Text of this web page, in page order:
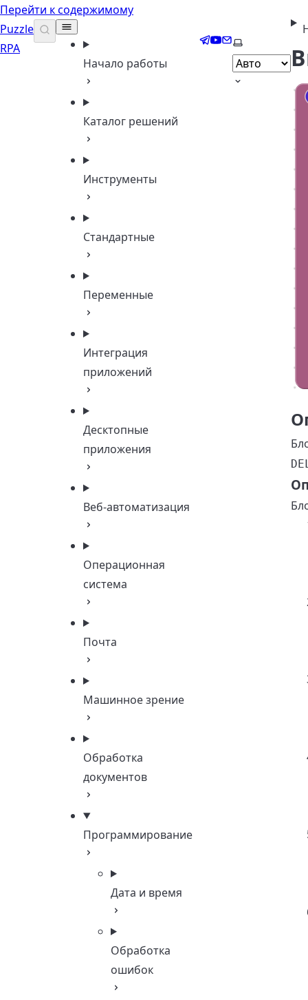
Перейти к содержимому
Puzzle
RPA
Начало работы
Каталог решений
Инструменты
Стандартные
Переменные
Интеграция
приложений
Десктопные
приложения
Веб-автоматизация
Операционная
система
Почта
Машинное зрение
Обработка
документов
Программирование
Дата и время
Обработка
ошибок
Telegram
YouTube
EmailВыберите